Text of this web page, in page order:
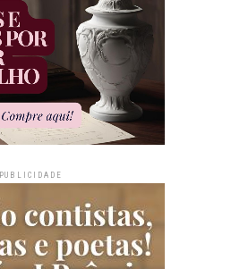
PUBLICIDADE